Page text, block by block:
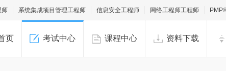
师 系统集成项目管理工程师 信息安全工程师 网络工程师工程师
页 考试中心 课程中心 资料下载